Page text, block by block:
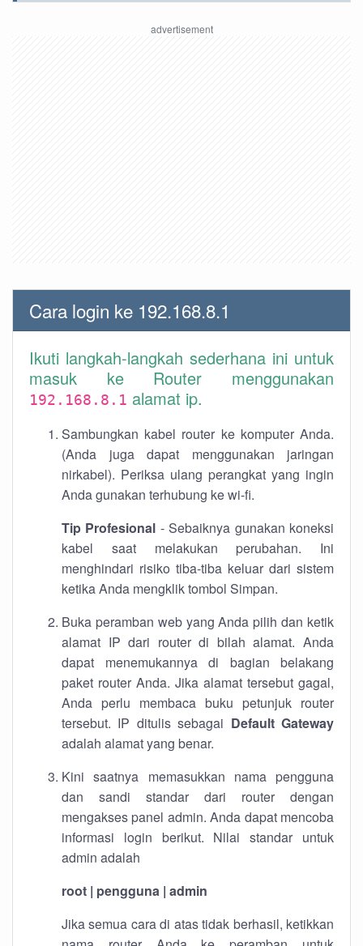
Cara login ke 192.168.8.1
Ikuti langkah-langkah sederhana ini untuk
masuk ke Router menggunakan
192.168.8.1 alamat ip.
Sambungkan kabel router ke komputer Anda.
(Anda juga dapat menggunakan jaringan
nirkabel). Periksa ulang perangkat yang ingin
Anda gunakan terhubung ke wi-fi.
Tip Profesional - Sebaiknya gunakan koneksi
kabel saat melakukan perubahan. Ini
menghindari risiko tiba-tiba keluar dari sistem
ketika Anda mengklik tombol Simpan.
Buka peramban web yang Anda pilih dan ketik
alamat IP dari router di bilah alamat. Anda
dapat menemukannya di bagian belakang
paket router Anda. Jika alamat tersebut gagal,
Anda perlu membaca buku petunjuk router
tersebut. IP ditulis sebagai Default Gateway
adalah alamat yang benar.
Kini saatnya memasukkan nama pengguna
dan sandi standar dari router dengan
mengakses panel admin. Anda dapat mencoba
informasi login berikut. Nilai standar untuk
admin adalah
root | pengguna | admin
Jika semua cara di atas tidak berhasil, ketikkan